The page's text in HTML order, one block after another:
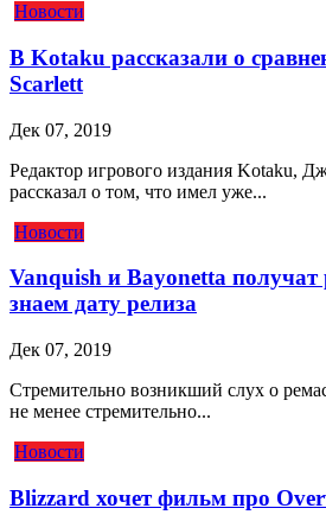
Новости
В Kotaku рассказали о
Scarlett
Дек 07, 2019
Редактор игрового издания Kotaku,
рассказал о том, что имел уже...
Новости
Vanquish и Bayonetta
знаем дату релиза
Дек 07, 2019
Стремительно возникший слух о
не менее стремительно...
Новости
Blizzard хочет фильм про